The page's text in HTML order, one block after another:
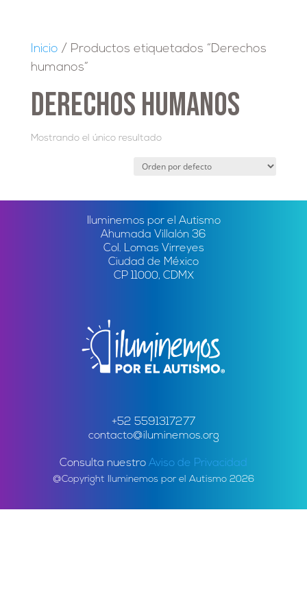
Inicio / Productos etiquetados “Derechos
humanos”
Derechos humanos
Mostrando el único resultado
Iluminemos por el Autismo
Ahumada Villalón 36
Col. Lomas Virreyes
Ciudad de México
CP 11000, CDMX
+52 5591317277
contacto@iluminemos.org
Consulta nuestro Aviso de Privacidad
@Copyright Iluminemos por el Autismo 2026